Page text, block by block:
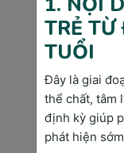
Những dấu
5. Chế độ
TRẺ
TUỔI
Đây là giai
thể chất, tâm
định kỳ giúp
phát hiện